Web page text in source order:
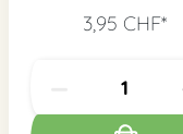
3,95 CHF*